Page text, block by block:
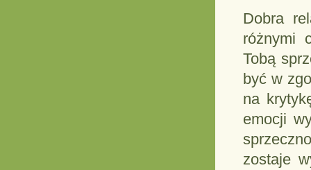
Dobra
różnymi
Tobą
być w
na
emocji
zostaje